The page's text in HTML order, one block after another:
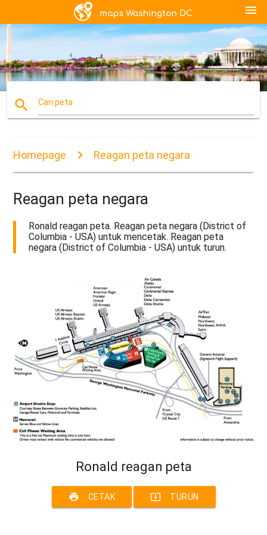
menu
search Cari peta
Homepage Reagan peta negara
Reagan peta negara
Ronald reagan peta. Reagan peta negara (District of
Columbia - USA) untuk mencetak. Reagan peta
negara (District of Columbia - USA) untuk turun.
Ronald reagan peta
print CETAK system_update_alt TURUN